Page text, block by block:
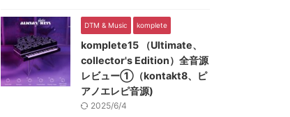
DTM & Music komplete
komplete15 （Ultimate、
collector's Edition）全音源
レビュー①（kontakt8、ピ
アノエレピ音源)
2025/6/4